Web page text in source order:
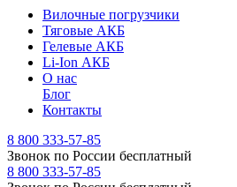
Вилочные погрузчики
Тяговые АКБ
Гелевые АКБ
Li-Ion АКБ
О нас
Блог
Контакты
8 800 333-57-85
Звонок по России бесплатный
8 800 333-57-85